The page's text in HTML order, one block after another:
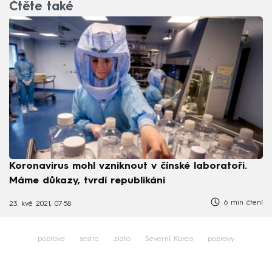
Čtěte také
Koronavirus mohl vzniknout v čínské laboratoři.
Máme důkazy, tvrdí republikáni
23. kvě 2021, 07:58 6 min čtení
poprava sestra zlato Severní Korea popravy